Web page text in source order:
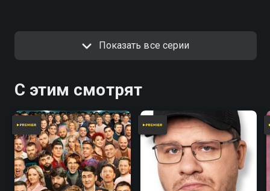
Woman и восполните досадные
Показать все серии
С этим смотрят